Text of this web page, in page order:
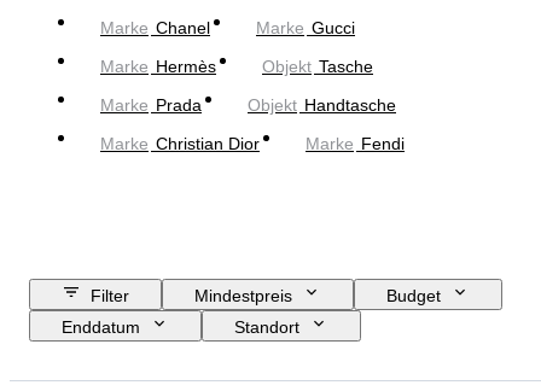
Marke Chanel Marke Gucci
Marke Hermès Objekt Tasche
Marke Prada Objekt Handtasche
Marke Christian Dior Marke Fendi
Filter Mindestpreis
Budget
Enddatum
Standort